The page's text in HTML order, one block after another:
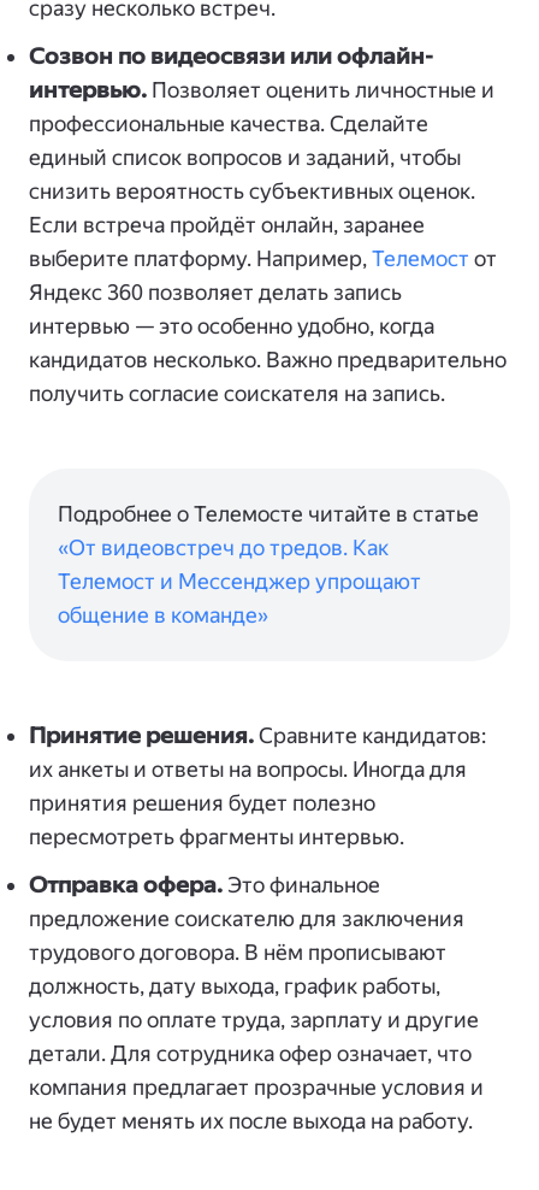
сразу несколько встреч.
Созвон по видеосвязи или офлайн-
интервью. Позволяет оценить личностные и
профессиональные качества. Сделайте
единый список вопросов и заданий, чтобы
снизить вероятность субъективных оценок.
Если встреча пройдёт онлайн, заранее
выберите платформу. Например,Телемост от
Яндекс 360 позволяет делать запись
интервью — это особенно удобно, когда
кандидатов несколько. Важно предварительно
получить согласие соискателя на запись.
Подробнее о Телемосте читайте в статье
«От видеовстреч до тредов. Как
Телемост и Мессенджер упрощают
общение в команде»
Принятие решения.Сравните кандидатов:
их анкеты и ответы на вопросы. Иногда для
принятия решения будет полезно
пересмотреть фрагменты интервью.
Отправка офера. Это финальное
предложение соискателю для заключения
трудового договора. В нём прописывают
должность, дату выхода, график работы,
условия по оплате труда, зарплату и другие
детали. Для сотрудника офер означает, что
компания предлагает прозрачные условия и
не будет менять их после выхода на работу.